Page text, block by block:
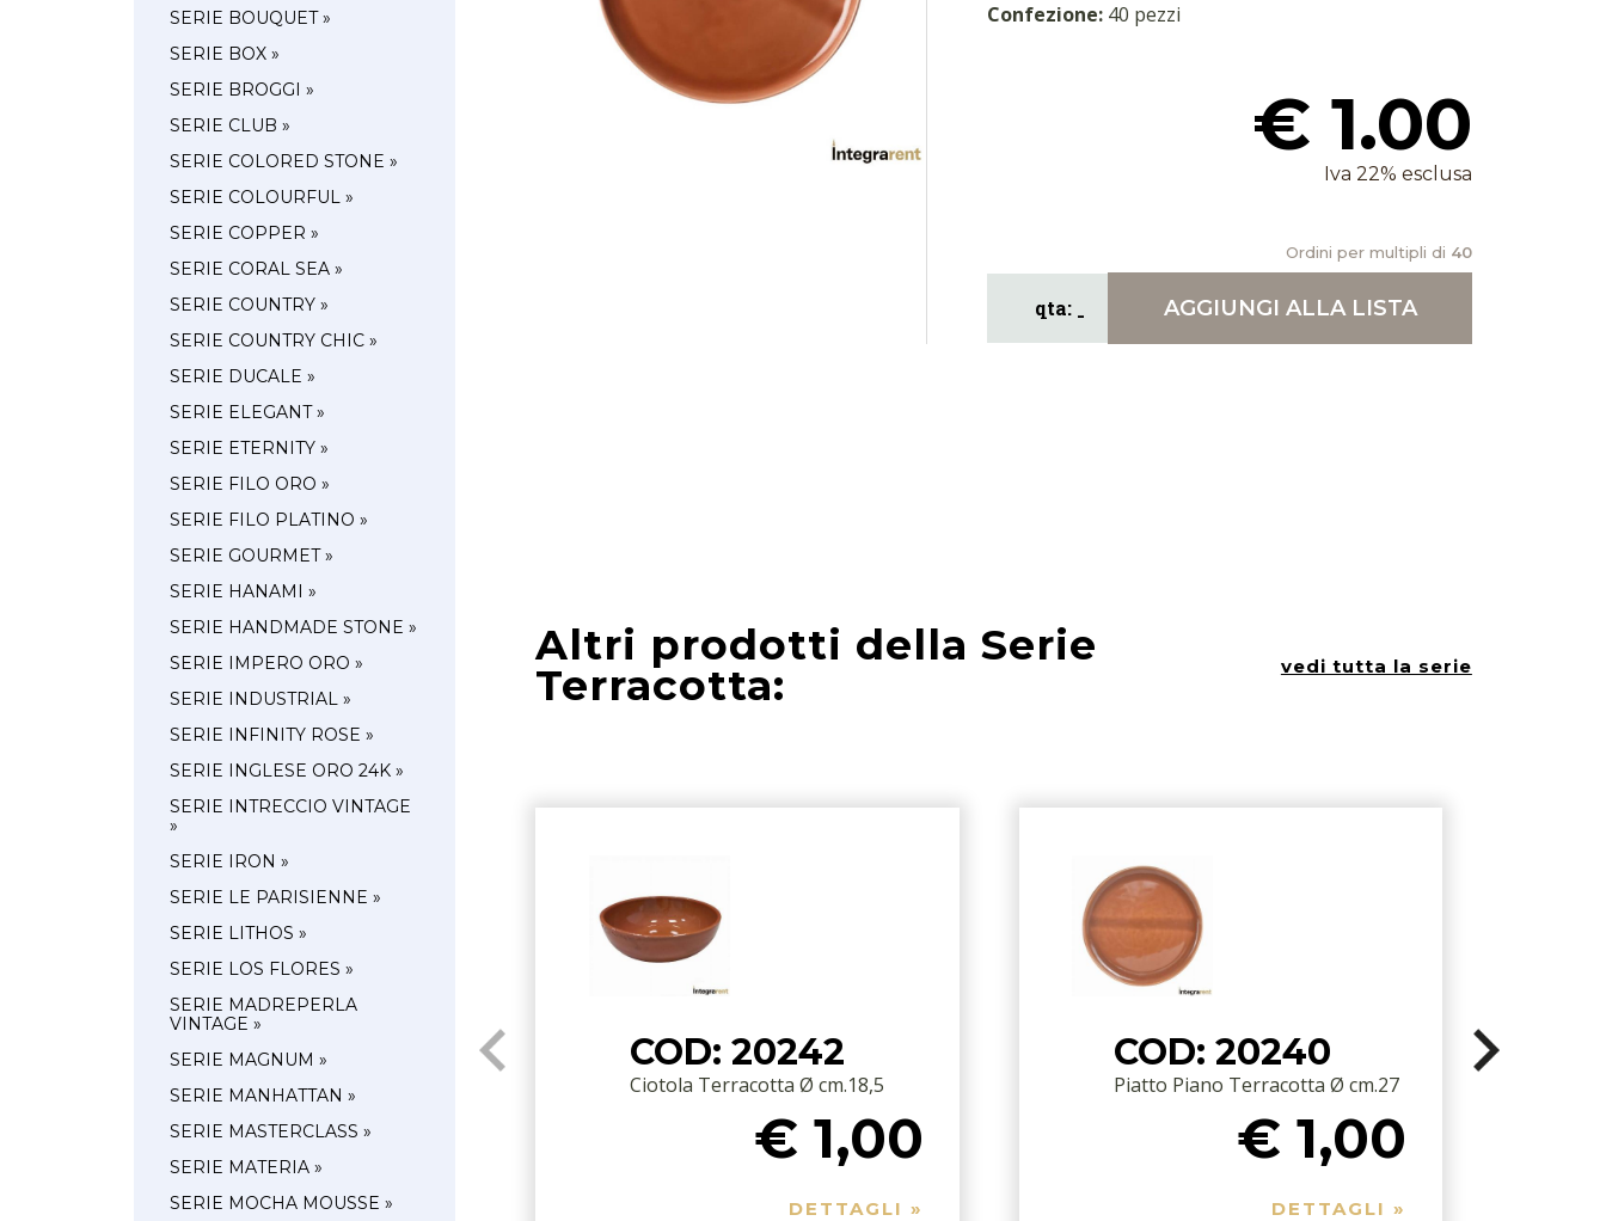
SERIE BOUQUET »
SERIE BOX »
SERIE BROGGI »
SERIE CLUB »
SERIE COLORED STONE »
SERIE COLOURFUL »
SERIE COPPER »
SERIE CORAL SEA »
SERIE COUNTRY »
SERIE COUNTRY CHIC »
SERIE DUCALE »
SERIE ELEGANT »
SERIE ETERNITY »
SERIE FILO ORO »
SERIE FILO PLATINO »
SERIE GOURMET »
SERIE HANAMI »
SERIE HANDMADE STONE »
SERIE IMPERO ORO »
SERIE INDUSTRIAL »
SERIE INFINITY ROSE »
SERIE INGLESE ORO 24K »
SERIE INTRECCIO VINTAGE
»
SERIE IRON »
SERIE LE PARISIENNE »
SERIE LITHOS »
SERIE LOS FLORES »
SERIE MADREPERLA
VINTAGE »
SERIE MAGNUM »
SERIE MANHATTAN »
SERIE MASTERCLASS »
SERIE MATERIA »
SERIE MOCHA MOUSSE »
Confezione:40 pezzi
€ 1.00
Iva 22% esclusa
Ordini per multipli di 40
AGGIUNGI ALLA LISTA
Altri prodotti della Serie
Terracotta: vedi tutta la serie
COD: 20242
Ciotola Terracotta Ø cm.18,5
€ 1,00
DETTAGLI »
COD: 20240
Piatto Piano Terracotta Ø cm.27
€ 1,00
DETTAGLI »